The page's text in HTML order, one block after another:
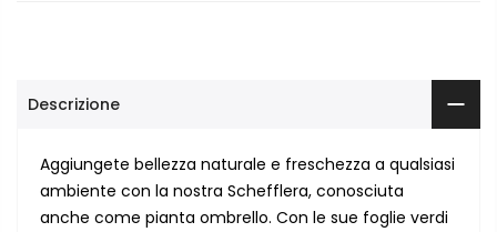
Descrizione
Aggiungete bellezza naturale e freschezza a qualsiasi
ambiente con la nostra Schefflera, conosciuta
anche come pianta ombrello. Con le sue foglie verdi